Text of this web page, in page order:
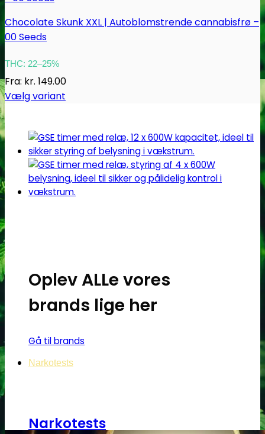
Oplev ALLe vores
brands lige her
Gå til brands
Narkotests
Narkotests
Chocolate Skunk XXL | Autoblomstrende cannabisfrø –
00 Seeds
THC: 22–25%
Fra: kr. 149.00
Vælg variant
Dette
vare
har
flere
varianter.
Mulighederne
kan
på
varesiden